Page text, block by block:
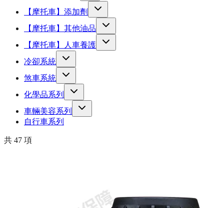
【摩托車】添加劑
【摩托車】其他油品
【摩托車】人車養護
冷卻系統
煞車系統
化學品系列
車輛美容系列
自行車系列
共 47 項